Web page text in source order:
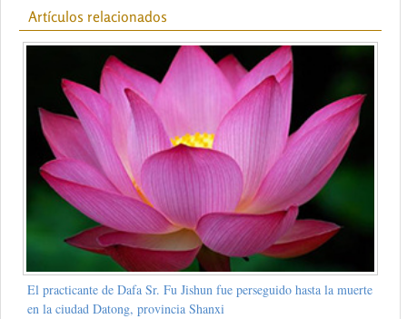
Artículos relacionados
El practicante de Dafa Sr. Fu Jishun fue perseguido hasta la muerte
en la ciudad Datong, provincia Shanxi